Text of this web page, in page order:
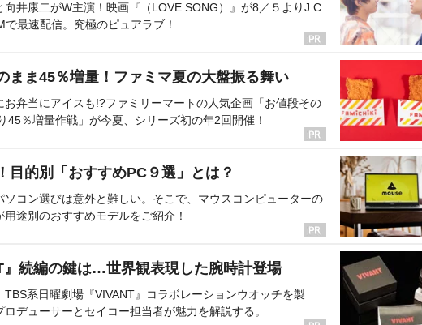
向井康二がW主演！映画『（LOVE SONG）』が8／５よりJ:C
で最速配信。究極のピュアラブ！
まま45％増量！ファミマ夏の大盤振る舞い
お弁当にアイスも!?ファミリーマートの人気企画「お値段その
45％増量作戦」が今夏、シリーズ初の年2回開催！
目的別「おすすめPC９選」とは？
ソコン選びは意外と難しい。そこで、マウスコンピューターの
用途別のおすすめモデルをご紹介！
』続編の鍵は…世界観表現した腕時計登場
TBS系日曜劇場『VIVANT』コラボレーションウオッチを製
ロデューサーとセイコー担当者が魅力を解説する。